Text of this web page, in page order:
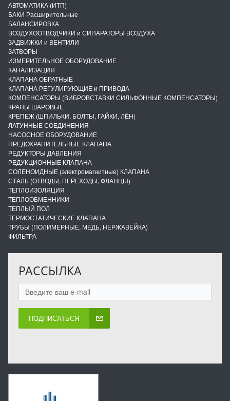
АВТОМАТИКА (ИТП)
БАКИ Расширительные
БАЛАНСИРОВКА
ВОЗДУХООТВОДЧИКИ и СИПАРАТОРЫ ВОЗДУХА
ЗАДВИЖКИ и ВЕНТИЛИ
ЗАТВОРЫ
ИЗМЕРИТЕЛЬНОЕ ОБОРУДОВАНИЕ
КАНАЛИЗАЦИЯ
КЛАПАНА ОБРАТНЫЕ
КЛАПАНА РЕГУЛИРУЮЩИЕ и ПРИВОДА
КОМПЕНСАТОРЫ (ВИБРОВСТАВКИ СИЛЬФОННЫЕ КОМПЕНСАТОРЫ)
КРАНЫ ШАРОВЫЕ
КРЕПЕЖ (ШПИЛЬКИ, БОЛТЫ, ГАЙКИ, ЛЁН)
ЛАТУННЫЕ СОЕДИНЕНИЯ
НАСОСНОЕ ОБОРУДОВАНИЕ
ПРЕДОХРАНИТЕЛЬНЫЕ КЛАПАНА
РЕДУКТОРЫ ДАВЛЕНИЯ
РЕДУКЦИОННЫЕ КЛАПАНА
СОЛЕНОИДНЫЕ (электромагнитные) КЛАПАНА
СТАЛЬ (ОТВОДЫ, ПЕРЕХОДЫ, ФЛАНЦЫ)
ТЕПЛОИЗОЛЯЦИЯ
ТЕПЛООБМЕННИКИ
ТЕПЛЫЙ ПОЛ
ТЕРМОСТАТИЧЕСКИЕ КЛАПАНА
ТРУБЫ (ПОЛИМЕРНЫЕ, МЕДЬ, НЕРЖАВЕЙКА)
ФИЛЬТРА
РАССЫЛКА
ПОДПИСАТЬСЯ